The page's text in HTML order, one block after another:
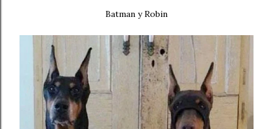
Batman y Robin